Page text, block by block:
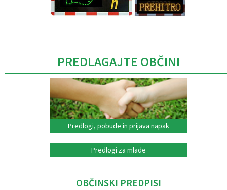
PREDLAGAJTE OBČINI
Predlogi, pobude in prijava napak
Predlogi za mlade
OBČINSKI PREDPISI